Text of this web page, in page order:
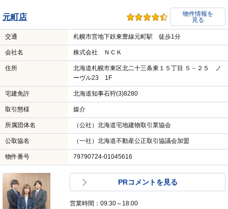
元町店
物件情報を
見る
交通 札幌市営地下鉄東豊線元町駅 徒歩1分
会社名 株式会社 ＮＣＫ
住所
北海道札幌市東区北二十三条東１５丁目 ５－２５ ノ
ーヴル23 1F
宅建免許 北海道知事石狩(3)8280
取引態様 媒介
所属団体名 （公社）北海道宅地建物取引業協会
公取協名 （一社）北海道不動産公正取引協議会加盟
物件番号 79790724-01045616
PRコメントを見る
営業時間：09:30～18:00